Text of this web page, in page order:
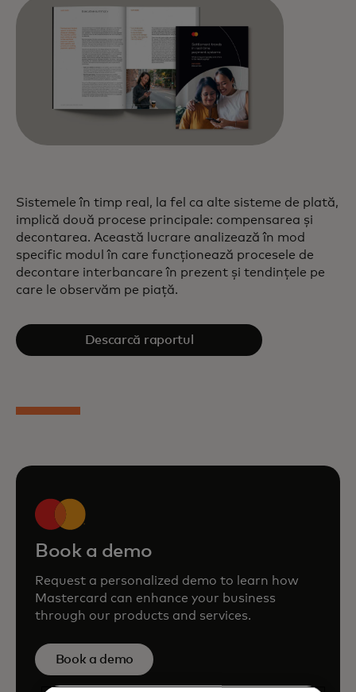
Sistemele în timp real, la fel ca alte sisteme de plată,
implică două procese principale: compensarea și
decontarea. Această lucrare analizează în mod
specific modul în care funcționează procesele de
decontare interbancare în prezent și tendințele pe
care le observăm pe piață.
Descarcă raportul
Book a demo
Request a personalized demo to learn how
Mastercard can enhance your business
through our products and services.
Book a demo